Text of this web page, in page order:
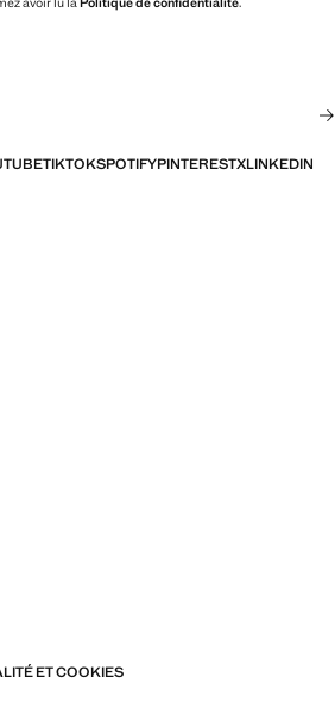
TIKTOKSPOTIFYPINTERESTXLINKEDIN
ET COOKIES